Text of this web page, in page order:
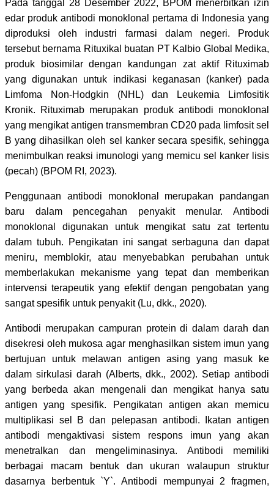
Pada tanggal 28 Desember 2022, BPOM menerbitkan izin
edar produk antibodi monoklonal pertama di Indonesia yang
diproduksi oleh industri farmasi dalam negeri. Produk
tersebut bernama Rituxikal buatan PT Kalbio Global Medika,
produk biosimilar dengan kandungan zat aktif Rituximab
yang digunakan untuk indikasi keganasan (kanker) pada
Limfoma Non-Hodgkin (NHL) dan Leukemia Limfositik
Kronik. Rituximab merupakan produk antibodi monoklonal
yang mengikat antigen transmembran CD20 pada limfosit sel
B yang dihasilkan oleh sel kanker secara spesifik, sehingga
menimbulkan reaksi imunologi yang memicu sel kanker lisis
(pecah) (BPOM RI, 2023).
Penggunaan antibodi monoklonal merupakan pandangan
baru dalam pencegahan penyakit menular. Antibodi
monoklonal digunakan untuk mengikat satu zat tertentu
dalam tubuh. Pengikatan ini sangat serbaguna dan dapat
meniru, memblokir, atau menyebabkan perubahan untuk
memberlakukan mekanisme yang tepat dan memberikan
intervensi terapeutik yang efektif dengan pengobatan yang
sangat spesifik untuk penyakit (Lu, dkk., 2020).
Antibodi merupakan campuran protein di dalam darah dan
disekresi oleh mukosa agar menghasilkan sistem imun yang
bertujuan untuk melawan antigen asing yang masuk ke
dalam sirkulasi darah (Alberts, dkk., 2002). Setiap antibodi
yang berbeda akan mengenali dan mengikat hanya satu
antigen yang spesifik. Pengikatan antigen akan memicu
multiplikasi sel B dan pelepasan antibodi. Ikatan antigen
antibodi mengaktivasi sistem respons imun yang akan
menetralkan dan mengeliminasinya. Antibodi memiliki
berbagai macam bentuk dan ukuran walaupun struktur
dasarnya berbentuk `Y`. Antibodi mempunyai 2 fragmen,